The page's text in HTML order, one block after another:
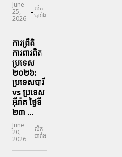
June
25,
2026
- លីក
បារាំង
ការព្រឹតិ
ការពារ​ពិត
ប្រទេស
២០២៦:
ប្រទេសបារី
vs ប្រទេស
អ៊ីរ៉ាគ ថ្ងៃទី​
២៣ ...
June
20,
2026
- លីក
បារាំង